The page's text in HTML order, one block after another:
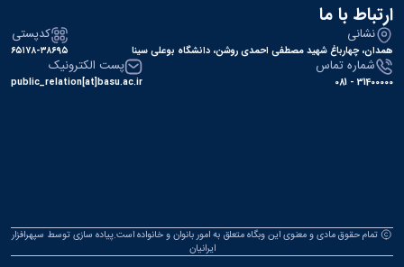
ارتباط با ما
نشانی
همدان، چهارباغ شهید مصطفی احمدی روشن، دانشگاه بوعلی سینا
کدپستی
۶۵۱۷۸-۳۸۶۹۵
شماره تماس
31400000 - 081
پست الکترونیک
public_relation[at]basu.ac.ir
تمام حقوق مادی و معنوی این وبگاه متعلق به امور بانوان و خانواده است.پیاده سازی توسط سپهرافزار
ایرانیان